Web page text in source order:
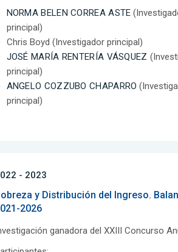
NORMA BELEN CORREA ASTE
principal)
Chris Boyd (Investigador principal)
JOSÉ MARÍA RENTERÍA VÁSQUEZ
principal)
ANGELO COZZUBO CHAPARRO
principal)
- 2023
y Distribución del Ingreso.
2026
ganadora del XXIII Concurso